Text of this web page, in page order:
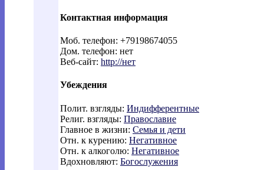
Контактная информация
Моб. телефон: +79198674055
Дом. телефон: нет
Веб-сайт: http://нет
Убеждения
Полит. взгляды: Индифферентные
Религ. взгляды: Православие
Главное в жизни: Семья и дети
Отн. к курению: Негативное
Отн. к алкоголю: Негативное
Вдохновляют: Богослужения